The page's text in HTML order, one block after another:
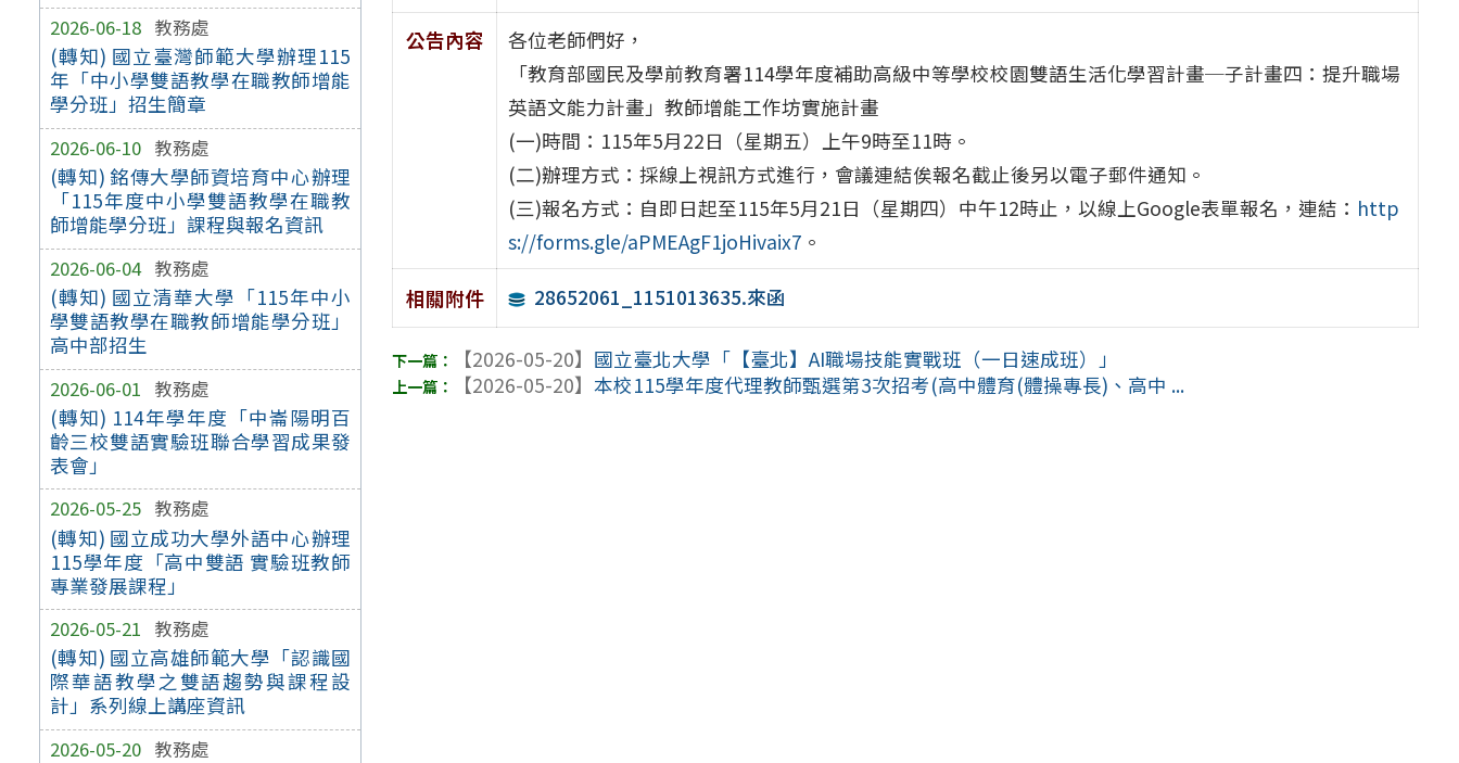
2026-06-18 教務處
(轉知) 國立臺灣師範大學辦理115
年「中小學雙語教學在職教師增能
學分班」招生簡章
2026-06-10 教務處
(轉知) 銘傳大學師資培育中心辦理
「115年度中小學雙語教學在職教
師增能學分班」課程與報名資訊
2026-06-04 教務處
(轉知) 國立清華大學「115年中小
學雙語教學在職教師增能學分班」
高中部招生
2026-06-01 教務處
(轉知) 114年學年度「中崙陽明百
齡三校雙語實驗班聯合學習成果發
表會」
2026-05-25 教務處
(轉知) 國立成功大學外語中心辦理
115學年度「高中雙語 實驗班教師
專業發展課程」
2026-05-21 教務處
(轉知) 國立高雄師範大學「認識國
際華語教學之雙語趨勢與課程設
計」系列線上講座資訊
2026-05-20 教務處
公告內容
各位老師們好，
「教育部國民及學前教育署114學年度補助高級中等學校校園雙語生活化學習計畫─子計畫四：提升職場
英語文能力計畫」 教師增能工作坊實施計畫
(一)時間：115年5月22日（星期五）上午9時至11時。
(二)辦理方式：採線上視訊方式進行， 會議連結俟報名截止後另以電子郵件通知。
(三)報名方式：自即日起至115年5月21日（星期四） 中午12時止，以線上Google表單報名，連結： http
s://forms.gle/aPMEAgF1joHivaix7 。
相關附件 28652061_1151013635.來函
【2026-05-20】 國立臺北大學「【臺北】AI職場技能實戰班（一日速成班）」
【2026-05-20】本校115學年度代理教師甄選第3次招考(高中體育(體操專長)、高中 ...